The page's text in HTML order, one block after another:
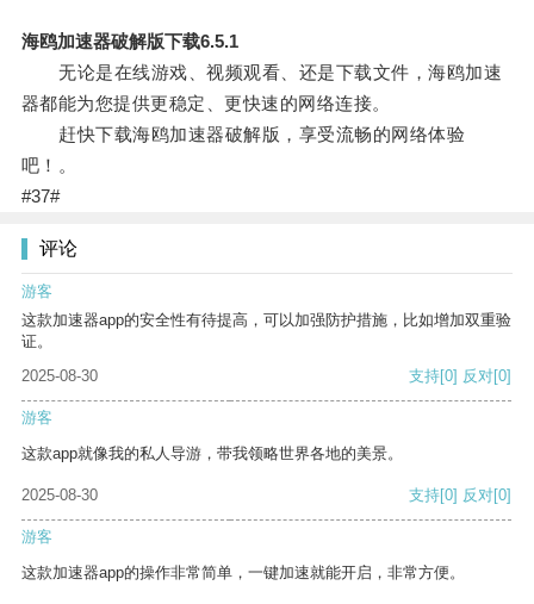
海鸥加速器破解版下载6.5.1
无论是在线游戏、视频观看、还是下载文件，海鸥加速
器都能为您提供更稳定、更快速的网络连接。
赶快下载海鸥加速器破解版，享受流畅的网络体验
吧！。
#37#
评论
游客
这款加速器app的安全性有待提高，可以加强防护措施，比如增加双重验
证。
2025-08-30
支持[0] 反对[0]
游客
这款app就像我的私人导游，带我领略世界各地的美景。
2025-08-30 支持[0] 反对[0]
游客
这款加速器app的操作非常简单，一键加速就能开启，非常方便。